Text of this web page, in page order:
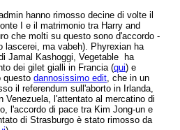
hanno rimosso decine di volte il
I e il matrimonio tra Harry and
che molti su questo sono d'accordo -
lascerei, ma vabeh). Phyrexian ha
Jamal Kashoggi, Vegetable ha
dei gilet gialli in Francia (qui) e
questodannosissimo edit , che in un
il referendum sull'aborto in Irlanda,
Venezuela, l'attentato al mercatino di
l'accordo di pace tra Kim Jong-un e
di Strasburgo è stato rimosso da